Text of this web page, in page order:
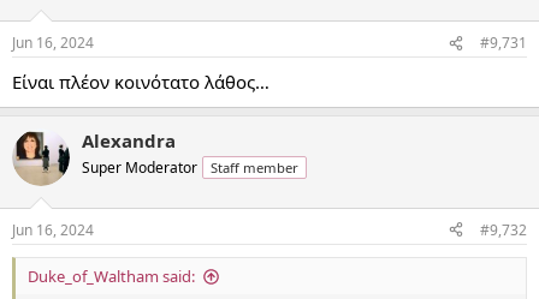
s
Jun 16, 2024 #9,731
Είναι πλέον κοινότατο λάθος…
Alexandra
Super Moderator Staff member
Jun 16, 2024 #9,732
Duke_of_Waltham said: